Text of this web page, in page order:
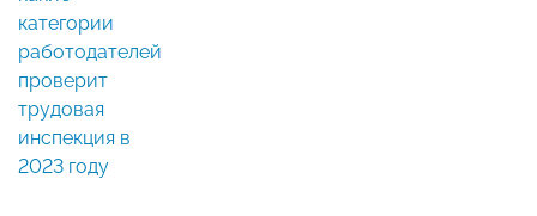
категории
работодателей
проверит
трудовая
инспекция в
2023 году